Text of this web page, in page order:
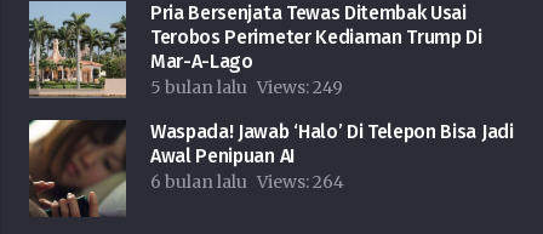
Pria Bersenjata Tewas Ditembak Usai
Terobos Perimeter Kediaman Trump Di
Mar-A-Lago
5 bulan lalu Views:249
Waspada! Jawab ‘Halo’ Di Telepon Bisa Jadi
Awal Penipuan AI
6 bulan lalu Views:264